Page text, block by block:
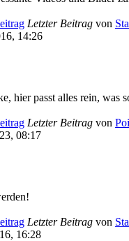
Letzter Beitrag von
14:26
hier passt alles rein, was
Letzter Beitrag von
08:17
Letzter Beitrag von
16:28